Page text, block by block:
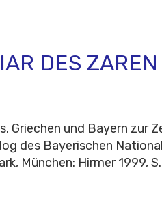
DES
Griechen und Bayern zur
des Bayerischen
München: Hirmer 1999,